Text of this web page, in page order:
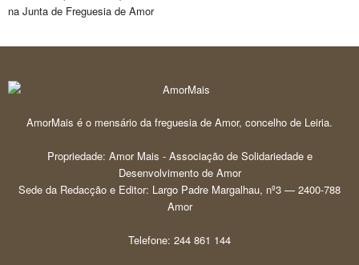
na Junta de Freguesia de Amor
AmorMais é o mensário da freguesia de Amor, concelho de Leiria.
Propriedade: Amor Mais - Associação de Solidariedade e
Desenvolvimento de Amor
Sede da Redacção e Editor: Largo Padre Margalhau, nº3 — 2400-788
Amor
Telefone: 244 861 144